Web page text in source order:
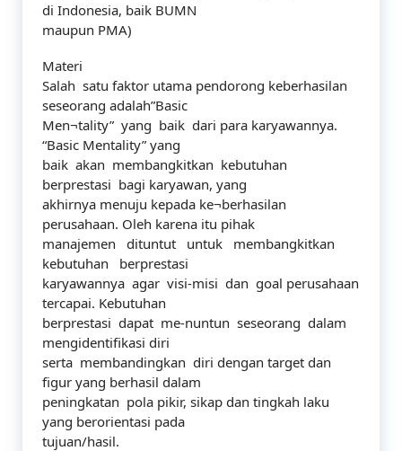
di Indonesia, baik BUMN
maupun PMA)
Materi
Salah satu faktor utama pendorong keberhasilan
seseorang adalah”Basic
Men¬tality” yang baik dari para karyawannya.
“Basic Mentality” yang
baik akan membangkitkan kebutuhan
berprestasi bagi karyawan, yang
akhirnya menuju kepada ke¬berhasilan
perusahaan. Oleh karena itu pihak
manajemen dituntut untuk membangkitkan
kebutuhan berprestasi
karyawannya agar visi-misi dan goal perusahaan
tercapai. Kebutuhan
berprestasi dapat me-nuntun seseorang dalam
mengidentifikasi diri
serta membandingkan diri dengan target dan
figur yang berhasil dalam
peningkatan pola pikir, sikap dan tingkah laku
yang berorientasi pada
tujuan/hasil.